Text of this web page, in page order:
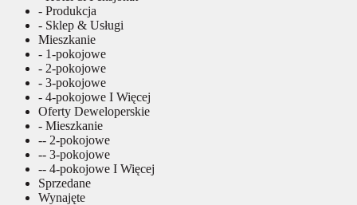
- Produkcja
- Sklep & Usługi
Mieszkanie
- 1-pokojowe
- 2-pokojowe
- 3-pokojowe
- 4-pokojowe I Więcej
Oferty Deweloperskie
- Mieszkanie
-- 2-pokojowe
-- 3-pokojowe
-- 4-pokojowe I Więcej
Sprzedane
Wynajęte